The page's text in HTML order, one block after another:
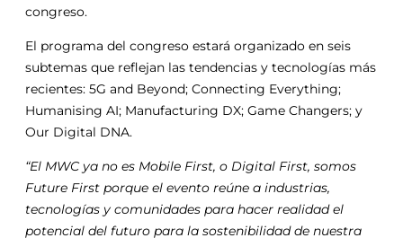
congreso.
El programa del congreso estará organizado en seis
subtemas que reflejan las tendencias y tecnologías más
recientes: 5G and Beyond; Connecting Everything;
Humanising AI; Manufacturing DX; Game Changers; y
Our Digital DNA.
“El MWC ya no es Mobile First, o Digital First, somos
Future First porque el evento reúne a industrias,
tecnologías y comunidades para hacer realidad el
potencial del futuro para la sostenibilidad de nuestra